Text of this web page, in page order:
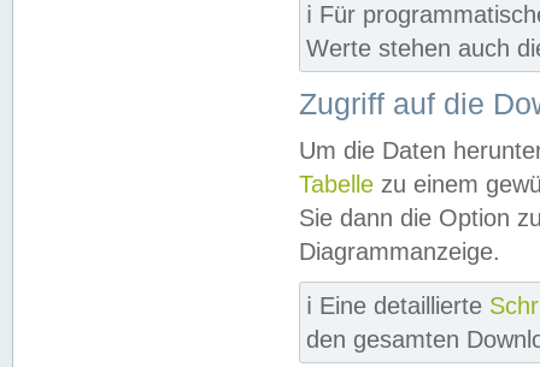
ℹ️ Für
Werte stehen auch
Zugriff auf die
Um die Daten
Tabelle zu einem
Sie dann die Option
Diagrammanzeige.
ℹ️ Eine detaillierte
den gesamten